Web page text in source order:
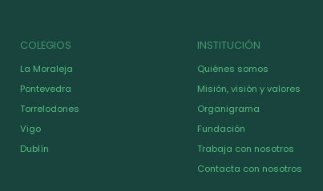
COLEGIOS
La Moraleja
Pontevedra
Torrelodones
Vigo
Dublín
INSTITUCIÓN
Quiénes somos
Misión, visión y valores
Organigrama
Fundación
Trabaja con nosotros
Contacta con nosotros